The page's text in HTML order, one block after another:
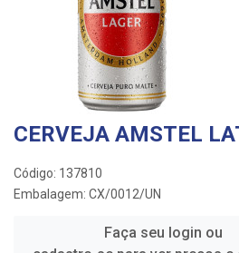
CERVEJA AMSTEL
Código: 137810
Embalagem: CX/0012/UN
Faça seu login ou